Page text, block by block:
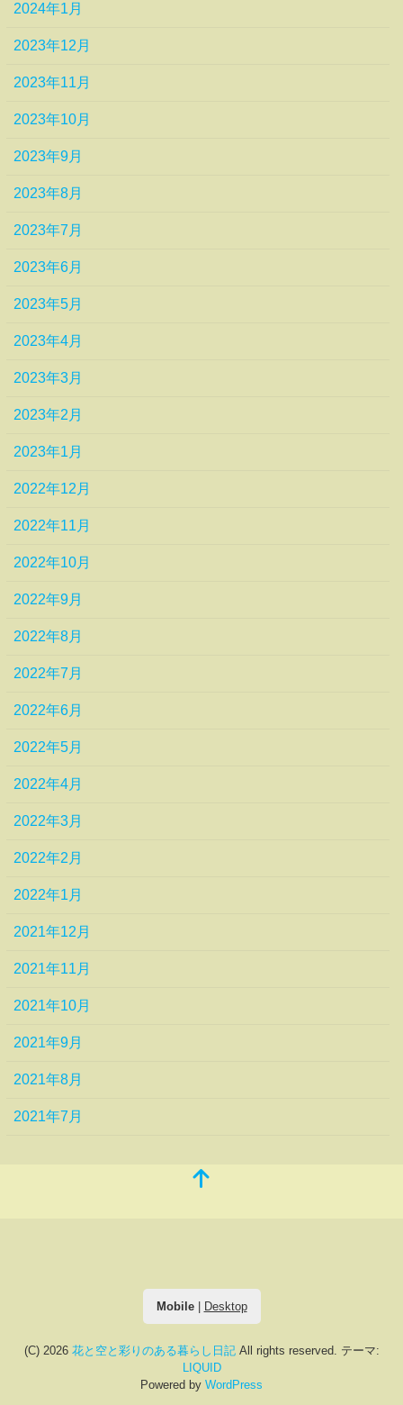
2024年1月
2023年12月
2023年11月
2023年10月
2023年9月
2023年8月
2023年7月
2023年6月
2023年5月
2023年4月
2023年3月
2023年2月
2023年1月
2022年12月
2022年11月
2022年10月
2022年9月
2022年8月
2022年7月
2022年6月
2022年5月
2022年4月
2022年3月
2022年2月
2022年1月
2021年12月
2021年11月
2021年10月
2021年9月
2021年8月
2021年7月
Mobile| Desktop
(C) 2026 花と空と彩りのある暮らし日記All rights reserved. テーマ:
LIQUID
Powered by WordPress